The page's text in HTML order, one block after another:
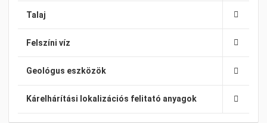
Talaj
Felszíni víz
Geológus eszközök
Kárelhárítási lokalizációs felitató anyagok